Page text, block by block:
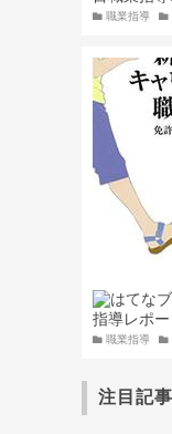
職業指導
職業指導
注目記事